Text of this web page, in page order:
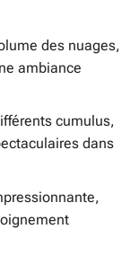
des nuages,
ambiance
cumulus,
dans